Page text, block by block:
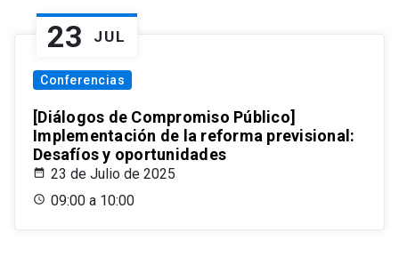
23 JUL
Conferencias
[Diálogos de Compromiso Público]
Implementación de la reforma previsional:
Desafíos y oportunidades
23 de Julio de 2025
09:00 a 10:00